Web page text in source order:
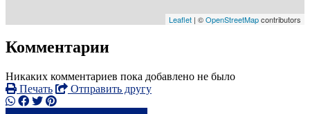
Leaflet | ©OpenStreetMapcontributors
Комментарии
Никаких комментариев пока добавлено не было
Печать
Отправить другу